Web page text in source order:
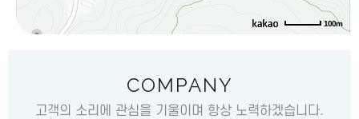
100m
COMPANY
고객의 소리에 관심을 기울이며 항상 노력하겠습니다.